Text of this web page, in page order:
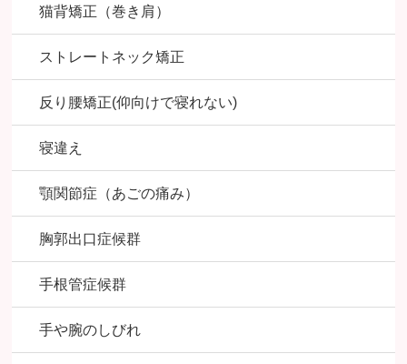
猫背矯正（巻き肩）
ストレートネック矯正
反り腰矯正(仰向けで寝れない)
寝違え
顎関節症（あごの痛み）
胸郭出口症候群
手根管症候群
手や腕のしびれ